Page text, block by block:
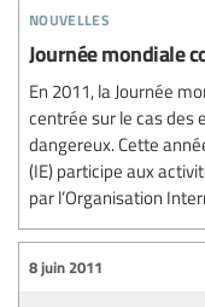
nouvelles
Journée mondiale
En 2011, la Journée
centrée sur le cas des
dangereux. Cette
(IE) participe aux
par l’Organisation
8 juin 2011